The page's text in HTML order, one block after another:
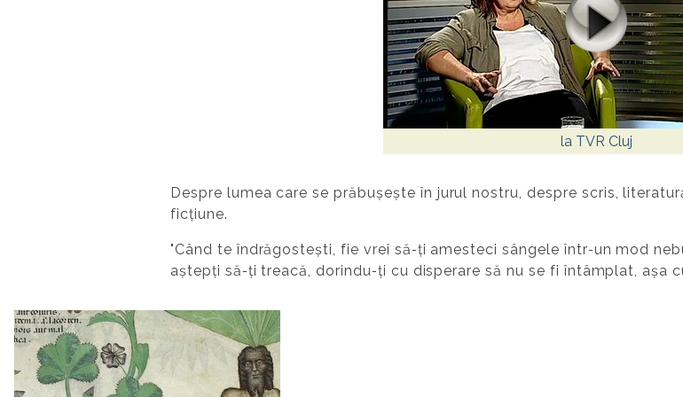
la TVR Cluj
Despre lumea care se prăbușește în jurul nostru, despre scris,
ficțiune.
"Când te îndrăgostești, fie vrei să‐ţi amesteci sângele într‐un mod
aștepţi să‐ţi treacă, dorindu‐ţi cu disperare să nu se fi întâmplat, așa